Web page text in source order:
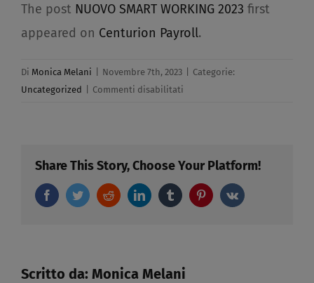
The post NUOVO SMART WORKING 2023 first
appeared on Centurion Payroll.
Di Monica Melani Novembre 7th, 2023
Categorie:
Uncategorized
Commenti disabilitati
2023
Share This Story, Choose Your Platform!
FacebookTwitterRedditLinkedInTumblr Pinterest
Vk
Scritto da: Monica Melani